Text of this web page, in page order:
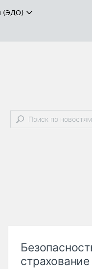
(ЭДО)
страхование